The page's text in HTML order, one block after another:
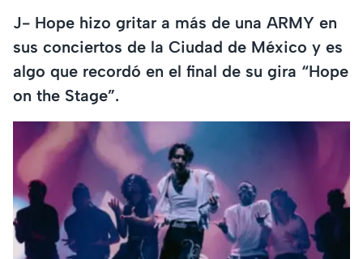
J- Hope hizo gritar a más de una ARMY en
sus conciertos de la Ciudad de México y es
algo que recordó en el final de su gira “Hope
on the Stage”.